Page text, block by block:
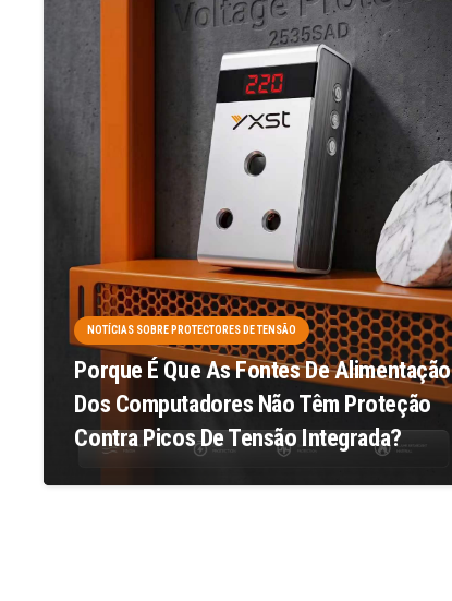
NOTÍCIAS SOBRE PROTECTORES DE TENSÃO
Porque É Que As Fontes De Alimentação
Dos Computadores Não Têm Proteção
Contra Picos De Tensão Integrada?